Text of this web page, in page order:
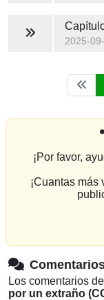
2025-
¡Por favor,
¡Cuantas
Los comentarios
por un extraño